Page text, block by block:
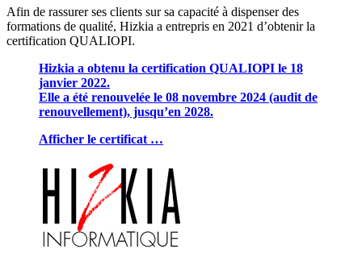
Afin de rassurer ses clients sur sa capacité à dispenser des
formations de qualité, Hizkia a entrepris en 2021 d’obtenir la
certification QUALIOPI.
Hizkia a obtenu la certification QUALIOPI le 18
janvier 2022.
Elle a été renouvelée le 08 novembre 2024 (audit de
renouvellement), jusqu’en 2028.
Afficher le certificat …